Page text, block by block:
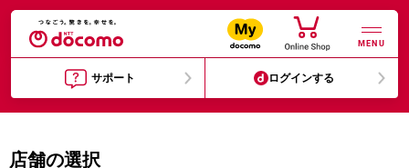
MENU
サポート ログインする
店舗の選択